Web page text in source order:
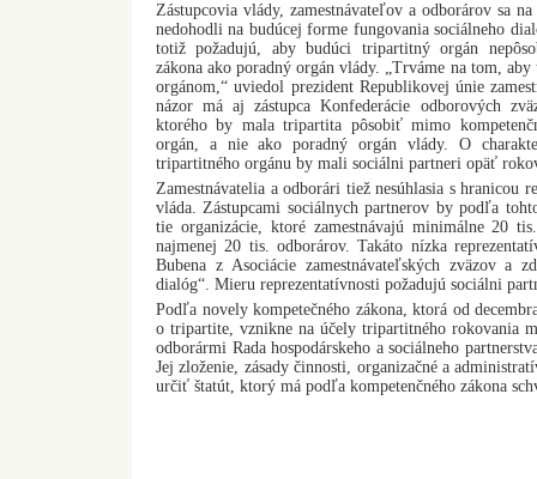
Zástupcovia vlády, zamestnávateľov a odborárov sa
nedohodli na budúcej forme fungovania sociálneho
totiž požadujú, aby budúci tripartitný orgán
zákona ako poradný orgán vlády. „Trváme na tom,
orgánom,“ uviedol prezident Republikovej únie
názor má aj zástupca Konfederácie odborových
ktorého by mala tripartita pôsobiť mimo
orgán, a nie ako poradný orgán vlády. O
tripartitného orgánu by mali sociálni partneri opäť
Zamestnávatelia a odborári tiež nesúhlasia s hranicou
vláda. Zástupcami sociálnych partnerov by podľa
tie organizácie, ktoré zamestnávajú minimálne 20
najmenej 20 tis. odborárov. Takáto nízka
Bubena z Asociácie zamestnávateľských zväzov a
dialóg“. Mieru reprezentatívnosti požadujú sociálni
Podľa novely kompetečného zákona, ktorá od
o tripartite, vznikne na účely tripartitného rokovania
odborármi Rada hospodárskeho a sociálneho
Jej zloženie, zásady činnosti, organizačné a
určiť štatút, ktorý má podľa kompetenčného zákona